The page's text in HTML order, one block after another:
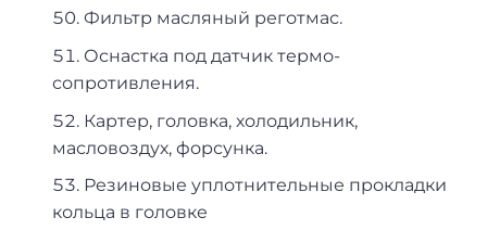
Фильтр масляный реготмас.
Оснастка под датчик термо-
сопротивления.
Картер, головка, холодильник,
масловоздух, форсунка.
Резиновые уплотнительные прокладки
кольца в головке